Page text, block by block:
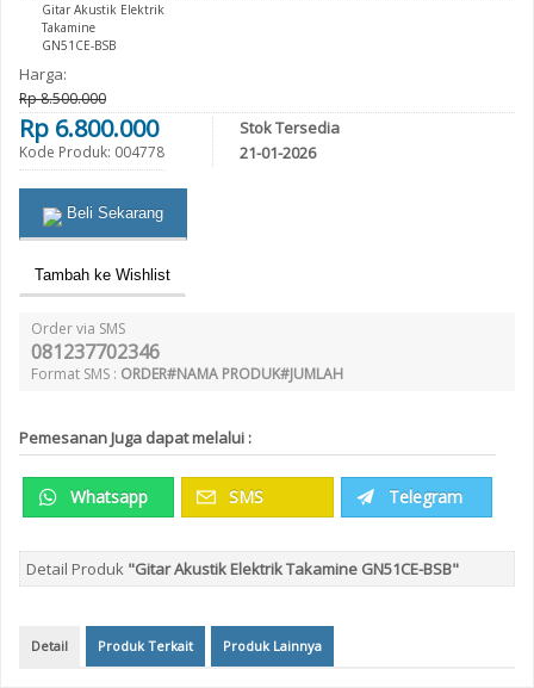
Gitar Akustik Elektrik
Takamine
GN51CE-BSB
Harga:
Rp 8.500.000
Rp 6.800.000
Kode Produk: 004778
Stok Tersedia
21-01-2026
Beli Sekarang
Tambah ke Wishlist
Order via SMS
081237702346
Format SMS : ORDER#NAMA PRODUK#JUMLAH
Pemesanan Juga dapat melalui :
Whatsapp SMS Telegram
Detail Produk "Gitar Akustik Elektrik Takamine GN51CE-BSB"
Detail Produk Terkait Produk Lainnya